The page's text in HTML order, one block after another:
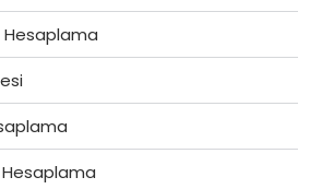
Hesaplama